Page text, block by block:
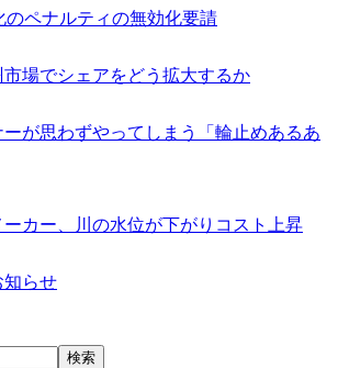
のペナルティの無効化要請
場でシェアをどう拡大するか
が思わずやってしまう「輪止めあるあ
カー、川の水位が下がりコスト上昇
知らせ
検索